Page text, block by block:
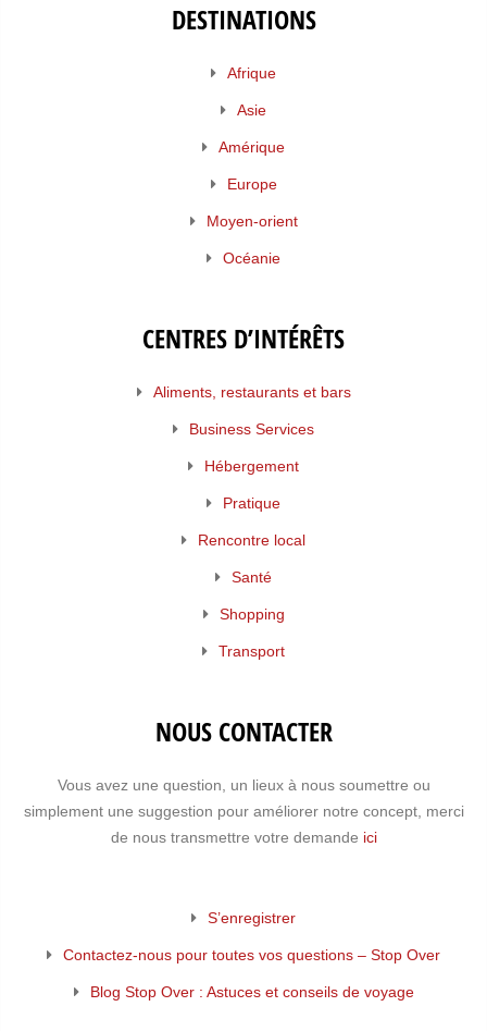
DESTINATIONS
Afrique
Asie
Amérique
Europe
Moyen-orient
Océanie
CENTRES D’INTÉRÊTS
Aliments, restaurants et bars
Business Services
Hébergement
Pratique
Rencontre local
Santé
Shopping
Transport
NOUS CONTACTER
Vous avez une question, un lieux à nous soumettre ou
simplement une suggestion pour améliorer notre concept, merci
de nous transmettre votre demande ici
S’enregistrer
Contactez-nous pour toutes vos questions – Stop Over
Blog Stop Over : Astuces et conseils de voyage